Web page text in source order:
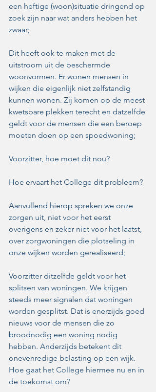
een heftige (woon)situatie dringend op
zoek zijn naar wat anders hebben het
zwaar;
Dit heeft ook te maken met de
uitstroom uit de beschermde
woonvormen. Er wonen mensen in
wijken die eigenlijk niet zelfstandig
kunnen wonen. Zij komen op de meest
kwetsbare plekken terecht en datzelfde
geldt voor de mensen die een beroep
moeten doen op een spoedwoning;
Voorzitter, hoe moet dit nou?
Hoe ervaart het College dit probleem?
Aanvullend hierop spreken we onze
zorgen uit, niet voor het eerst
overigens en zeker niet voor het laatst,
over zorgwoningen die plotseling in
onze wijken worden gerealiseerd;
Voorzitter ditzelfde geldt voor het
splitsen van woningen. We krijgen
steeds meer signalen dat woningen
worden gesplitst. Dat is enerzijds goed
nieuws voor de mensen die zo
broodnodig een woning nodig
hebben. Anderzijds betekent dit
onevenredige belasting op een wijk.
Hoe gaat het College hiermee nu en in
de toekomst om?